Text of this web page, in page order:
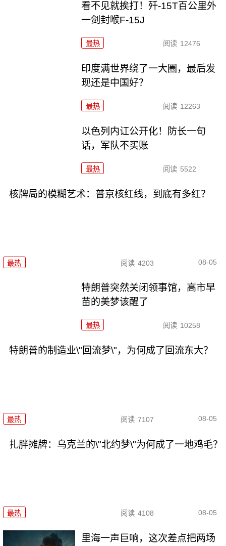
看不见就挨打！歼-15T百公里外
一剑封喉F-15J
最热 阅读 12476
印度满世界绕了一大圈，最后发
现还是中国好？
最热 阅读 12263
以色列内讧公开化！防长一句
话，军队不买账
最热 阅读 5522
核牌局的模糊艺术：普京核红线，到底有多红？
最热 阅读 4203 08-05
特朗普突然关闭领事馆，高市早
苗的美梦该醒了
最热 阅读 10258
特朗普的制造业\"回流梦\"，为何成了回流东大？
最热 阅读 7107 08-05
扎胖摊牌：乌克兰的\"北约梦\"为何成了一地鸡毛？
最热 阅读 4108 08-05
里海一声巨响，这次差点把两场